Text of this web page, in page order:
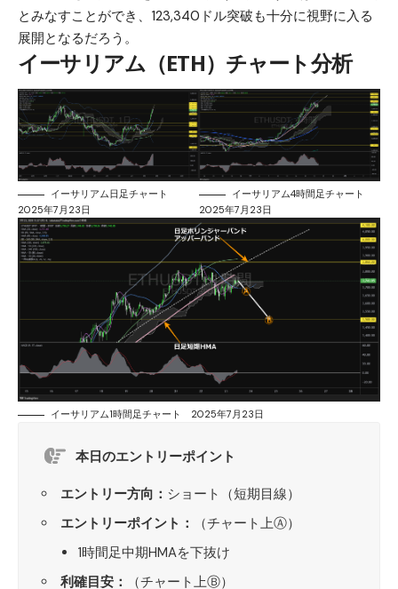
とみなすことができ、123,340ドル突破も十分に視野に入る
展開となるだろう。
イーサリアム（ETH）チャート分析
イーサリアム日足チャート
2025年7月23日
イーサリアム4時間足チャート
2025年7月23日
イーサリアム1時間足チャート 2025年7月23日
本日のエントリーポイント
エントリー方向： ショート（短期目線）
エントリーポイント：
（チャート上Ⓐ）
1時間足中期HMAを下抜け
利確目安：
（チャート上Ⓑ）